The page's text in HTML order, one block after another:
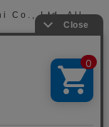
Co., Ltd. All